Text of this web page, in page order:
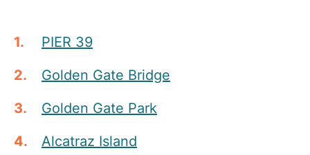
PIER 39
Golden Gate Bridge
Golden Gate Park
Alcatraz Island